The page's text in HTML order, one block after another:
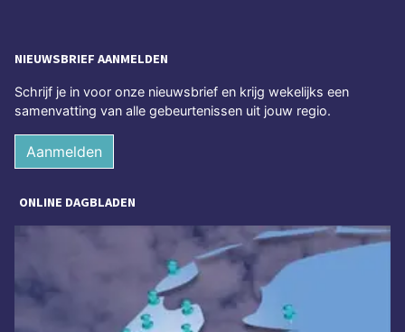
NIEUWSBRIEF AANMELDEN
Schrijf je in voor onze nieuwsbrief en krijg wekelijks een
samenvatting van alle gebeurtenissen uit jouw regio.
Aanmelden
ONLINE DAGBLADEN